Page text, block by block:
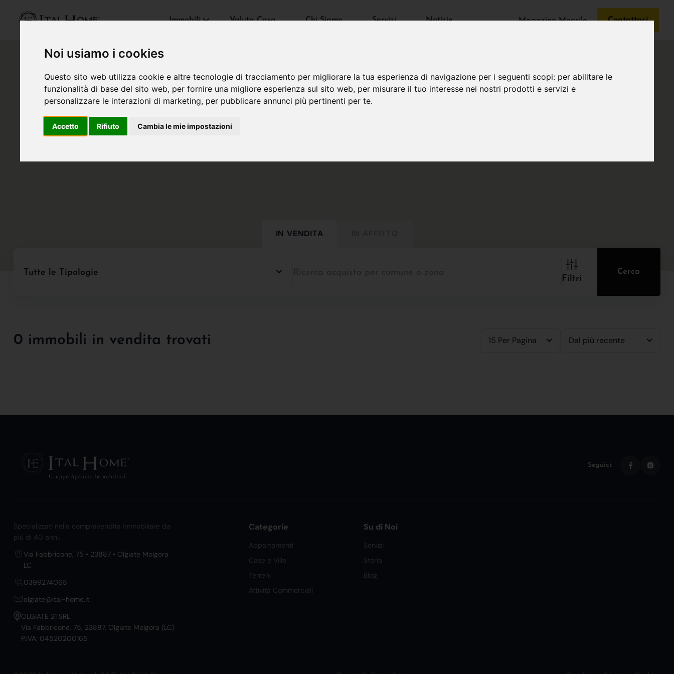
Noi usiamo i cookies
Questo sito web utilizza cookie e altre tecnologie di tracciamento per migliorare la tua esperienza di navigazione per i seguenti scopi: per abilitare le
funzionalità di base del sito web, per fornire una migliore esperienza sul sito web, per misurare il tuo interesse nei nostri prodotti e servizi e
personalizzare le interazioni di marketing, per pubblicare annunci più pertinenti per te.
Accetto Rifiuto Cambia le mie impostazioni
Immobili Valuta Casa Chi Siamo Servizi Notizie Magazine Mensile Contattaci
IN VENDITA
Tutte le Tipologie
Filtri
Cerca
0 immobili in vendita trovati 15 Per Pagina Dal più recente
Seguici:
Specializzati nella compravendita immobiliare da
più di 40 anni.
Via Fabbricone, 75 • 23887 • Olgiate Molgora
LC
0399274065
olgiate@ital-home.it
OLGIATE 21 SRL
Via Fabbricone, 75, 23887, Olgiate Molgora (LC)
P.IVA: 04520200165
Categorie
Appartamenti
Case e Ville
Terreni
Attività Commerciali
Su di Noi
Servizi
Storia
Blog